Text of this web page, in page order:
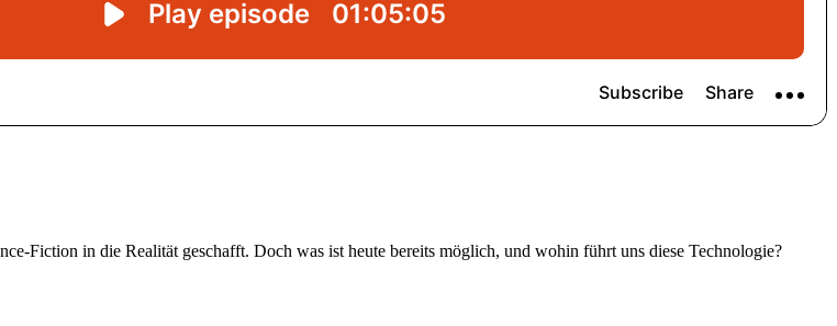
Fiction in die Realität geschafft. Doch was ist heute bereits möglich, und wohin führt uns diese Technologie?